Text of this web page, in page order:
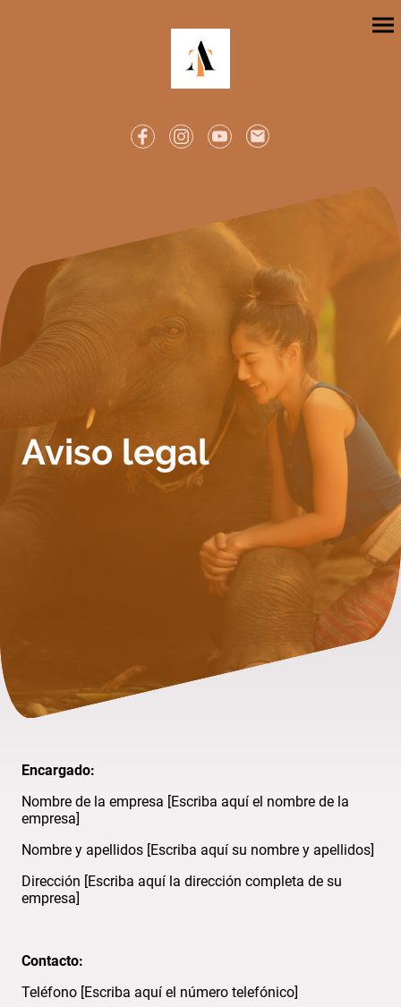
Aviso legal
Encargado:
Nombre de la empresa [Escriba aquí el nombre de la
empresa]
Nombre y apellidos [Escriba aquí su nombre y apellidos]
Dirección [Escriba aquí la dirección completa de su
empresa]
Contacto:
Teléfono [Escriba aquí el número telefónico]